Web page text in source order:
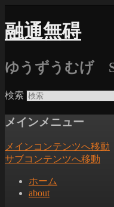
融通無碍
ゆうずうむげ
検索
メインメニュー
メインコンテンツへ移動
サブコンテンツへ移動
ホーム
about